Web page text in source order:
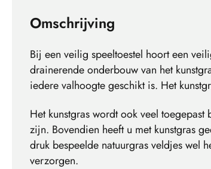
Omschrijving
Bij een veilig speeltoestel hoort een
drainerende onderbouw van het
iedere valhoogte geschikt is. Het
Het kunstgras wordt ook veel
zijn. Bovendien heeft u met kunstgras
druk bespeelde natuurgras veldjes wel
verzorgen.